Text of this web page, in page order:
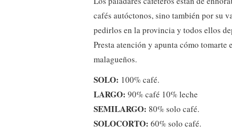
cafés autóctonos, sino también por su
pedirlos en la provincia y todos ellos
Presta atención y apunta cómo
malagueños.
SOLO: 100% café.
LARGO: 90% café 10% leche
SEMILARGO: 80% solo café.
SOLOCORTO: 60% solo café.